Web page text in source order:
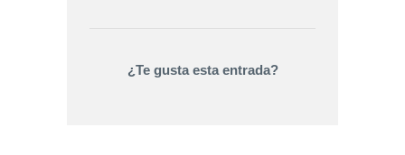
¿Te gusta esta entrada?